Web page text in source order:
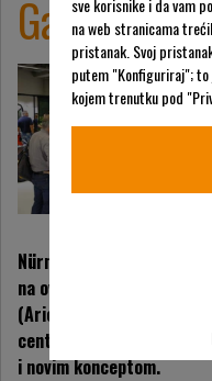
GaLaBau
Nürnbergu. Ariens i AS-
na ovom vodećem sajmu
(AriensCo). Posjetitelji
centru bili su jednako
i novim konceptom.
sve korisnike i da vam
na web stranicama
pristanak. Svoj
putem "Konfiguriraj"; to
kojem trenutku pod